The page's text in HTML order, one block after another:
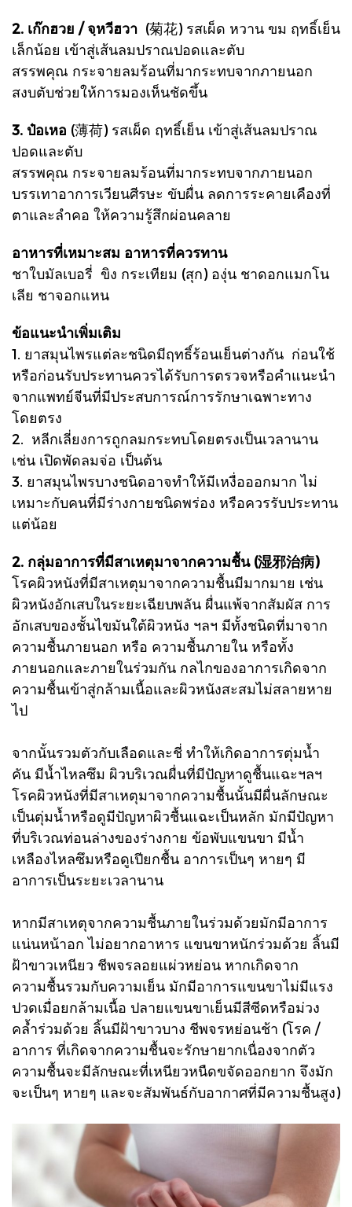
2. เก๊กฮวย / จฺหวีฮวา (菊花) รสเผ็ด หวาน ขม ฤทธิ์เย็น
เล็กน้อย เข้าสู่เส้นลมปราณปอดและตับ
สรรพคุณ กระจายลมร้อนที่มากระทบจากภายนอก
สงบตับช่วยให้การมองเห็นชัดขึ้น
3. ป๋อเหอ (薄荷) รสเผ็ด ฤทธิ์เย็น เข้าสู่เส้นลมปราณ
ปอดและตับ
สรรพคุณ กระจายลมร้อนที่มากระทบจากภายนอก
บรรเทาอาการเวียนศีรษะ ขับผื่น ลดการระคายเคืองที่
ตาและลำคอ ให้ความรู้สึกผ่อนคลาย
อาหารที่เหมาะสม อาหารที่ควรทาน
ชาใบมัลเบอรี่ ขิง กระเทียม (สุก) องุ่น ชาดอกแมกโน
เลีย ชาจอกแหน
ข้อแนะนำเพิ่มเติม
1. ยาสมุนไพรแต่ละชนิดมีฤทธิ์ร้อนเย็นต่างกัน ก่อนใช้
หรือก่อนรับประทานควรได้รับการตรวจหรือคำแนะนำ
จากแพทย์จีนที่มีประสบการณ์การรักษาเฉพาะทาง
โดยตรง
2. หลีกเลี่ยงการถูกลมกระทบโดยตรงเป็นเวลานาน
เช่น เปิดพัดลมจ่อ เป็นต้น
3. ยาสมุนไพรบางชนิดอาจทำให้มีเหงื่อออกมาก ไม่
เหมาะกับคนที่มีร่างกายชนิดพร่อง หรือควรรับประทาน
แต่น้อย
2. กลุ่มอาการที่มีสาเหตุมาจากความชื้น (湿邪治病)
โรคผิวหนังที่มีสาเหตุมาจากความชื้นมีมากมาย เช่น
ผิวหนังอักเสบในระยะเฉียบพลัน ผื่นแพ้จากสัมผัส การ
อักเสบของชั้นไขมันใต้ผิวหนัง ฯลฯ มีทั้งชนิดที่มาจาก
ความชื้นภายนอก หรือ ความชื้นภายใน หรือทั้ง
ภายนอกและภายในร่วมกัน กลไกของอาการเกิดจาก
ความชื้นเข้าสู่กล้ามเนื้อและผิวหนังสะสมไม่สลายหาย
ไป
จากนั้นรวมตัวกับเลือดและชี่ ทำให้เกิดอาการตุ่มน้ำ
คัน มีน้ำไหลซึม ผิวบริเวณผื่นที่มีปัญหาดูชื้นแฉะฯลฯ
โรคผิวหนังที่มีสาเหตุมาจากความชื้นนั้นมีผื่นลักษณะ
เป็นตุ่มน้ำหรือดูมีปัญหาผิวชื้นแฉะเป็นหลัก มักมีปัญหา
ที่บริเวณท่อนล่างของร่างกาย ข้อพับแขนขา มีน้ำ
เหลืองไหลซึมหรือดูเปียกชื้น อาการเป็นๆ หายๆ มี
อาการเป็นระยะเวลานาน
หากมีสาเหตุจากความชื้นภายในร่วมด้วยมักมีอาการ
แน่นหน้าอก ไม่อยากอาหาร แขนขาหนักร่วมด้วย ลิ้นมี
ฝ้าขาวเหนียว ชีพจรลอยแผ่วหย่อน หากเกิดจาก
ความชื้นรวมกับความเย็น มักมีอาการแขนขาไม่มีแรง
ปวดเมื่อยกล้ามเนื้อ ปลายแขนขาเย็นมีสีซีดหรือม่วง
คล้ำร่วมด้วย ลิ้นมีฝ้าขาวบาง ชีพจรหย่อนช้า (โรค /
อาการ ที่เกิดจากความชื้นจะรักษายากเนื่องจากตัว
ความชื้นจะมีลักษณะที่เหนียวหนืดขจัดออกยาก จึงมัก
จะเป็นๆ หายๆ และจะสัมพันธ์กับอากาศที่มีความชื้นสูง)